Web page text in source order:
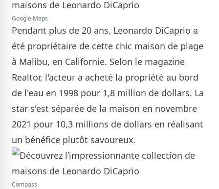
Google Maps
Pendant plus de 20 ans, Leonardo DiCaprio a
été propriétaire de cette chic maison de plage
à Malibu, en Californie. Selon le magazine
Realtor, l'acteur a acheté la propriété au bord
de l'eau en 1998 pour 1,8 million de dollars. La
star s'est séparée de la maison en novembre
2021 pour 10,3 millions de dollars en réalisant
un bénéfice plutôt savoureux.
Compass